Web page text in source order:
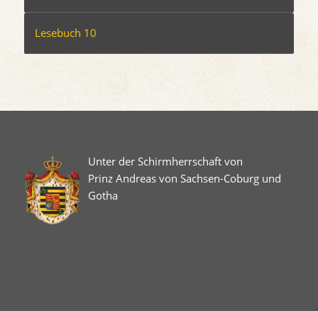
Lesebuch 10
Unter der Schirmherrschaft von
Prinz Andreas von Sachsen-Coburg und
Gotha